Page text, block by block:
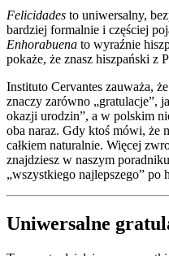
Felicidades to uniwersalny,
bardziej formalnie i częściej
Enhorabuena to wyraźnie
pokaże, że znasz hiszpański z
Instituto Cervantes zauważa, że
znaczy zarówno „gratulacje”,
okazji urodzin”, a w polskim
oba naraz. Gdy ktoś mówi, że
całkiem naturalnie. Więcej
znajdziesz w naszym
„wszystkiego najlepszego” po
Uniwersalne